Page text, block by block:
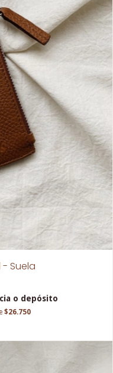
Suela
o depósito
$26.750